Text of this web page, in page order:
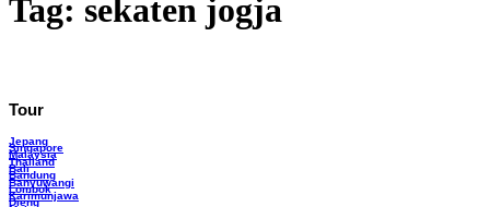
Tag: sekaten jogja
Tour
Jepang
Singapore
Malaysia
Thailand
Bali
Bandung
Banyuwangi
Lombok
Karimunjawa
Dieng